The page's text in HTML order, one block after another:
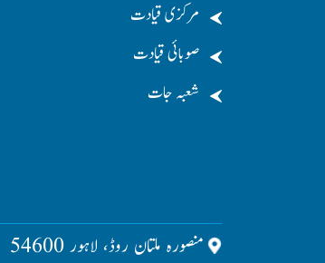
مرکزی قیادت
صوبائی قیادت
شعبہ جات
منصورہ ملتان روڈ، لاہور 54600